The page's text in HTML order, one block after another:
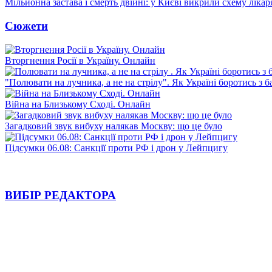
Мільйонна застава і смерть двійні: у Києві викрили схему
Сюжети
Вторгнення Росії в Україну. Онлайн
"Полювати на лучника, а не на стрілу". Як Україні боротись з
Війна на Близькому Сході. Онлайн
Загадковий звук вибуху налякав Москву: що це було
Підсумки 06.08: Санкції проти РФ і дрон у Лейпцигу
ВИБІР РЕДАКТОРА